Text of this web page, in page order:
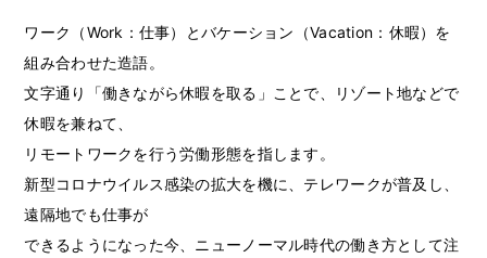
ワーク（Work：仕事）とバケーション（Vacation：休暇）を
組み合わせた造語。
文字通り「働きながら休暇を取る」ことで、リゾート地などで
休暇を兼ねて、
リモートワークを行う労働形態を指します。
新型コロナウイルス感染の拡大を機に、テレワークが普及し、
遠隔地でも仕事が
できるようになった今、ニューノーマル時代の働き方として注